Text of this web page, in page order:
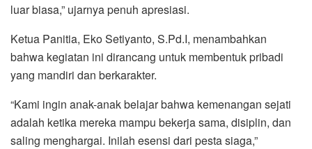
luar biasa,” ujarnya penuh apresiasi.
Ketua Panitia, Eko Setiyanto, S.Pd.I, menambahkan
bahwa kegiatan ini dirancang untuk membentuk pribadi
yang mandiri dan berkarakter.
“Kami ingin anak-anak belajar bahwa kemenangan sejati
adalah ketika mereka mampu bekerja sama, disiplin, dan
saling menghargai. Inilah esensi dari pesta siaga,”